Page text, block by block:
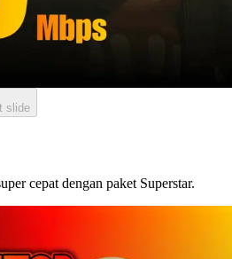
slide
cepat dengan paket Superstar.